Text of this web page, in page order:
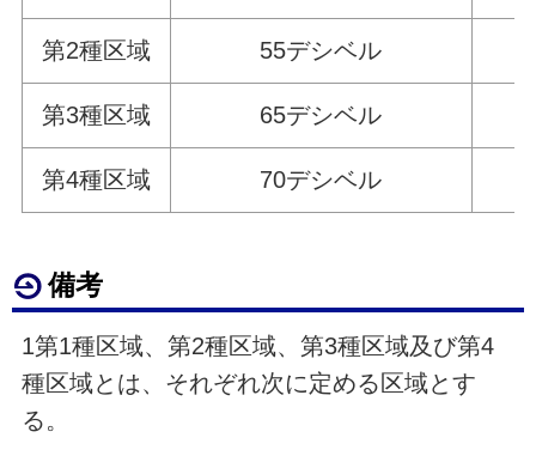
第2種区域 55デシベル
第3種区域 65デシベル
第4種区域 70デシベル
備考
1第1種区域、第2種区域、第3種区域及び第4
種区域とは、それぞれ次に定める区域とす
る。